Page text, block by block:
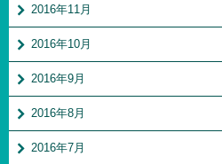
2016年11月
2016年10月
2016年9月
2016年8月
2016年7月